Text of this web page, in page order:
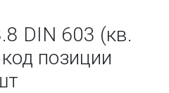
DIN 603 (кв.
позиции